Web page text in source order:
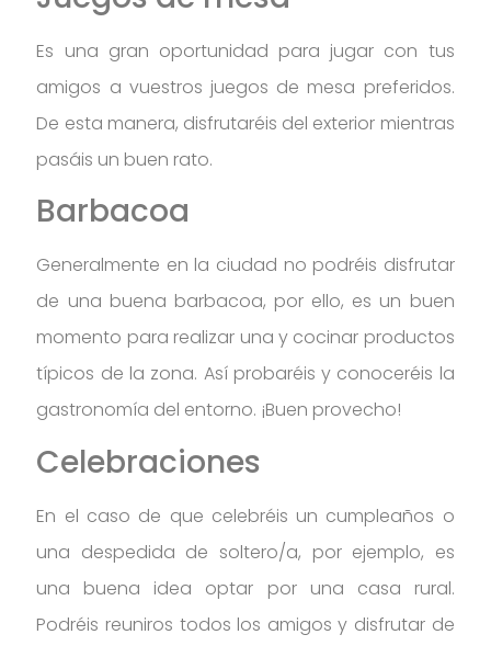
Es una gran oportunidad para jugar con tus
amigos a vuestros juegos de mesa preferidos.
De esta manera, disfrutaréis del exterior mientras
pasáis un buen rato.
Barbacoa
Generalmente en la ciudad no podréis disfrutar
de una buena barbacoa, por ello, es un buen
momento para realizar una y cocinar productos
típicos de la zona. Así probaréis y conoceréis la
gastronomía del entorno. ¡Buen provecho!
Celebraciones
En el caso de que celebréis un cumpleaños o
una despedida de soltero/a, por ejemplo, es
una buena idea optar por una casa rural.
Podréis reuniros todos los amigos y disfrutar de